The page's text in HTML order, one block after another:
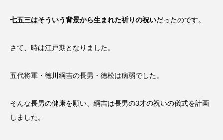
七五三はそういう背景から生まれた祈りの祝いだったのです。
さて、時は江戸期となりました。
五代将軍・徳川綱吉の長男・徳松は病弱でした。
そんな長男の健康を願い、綱吉は長男の3才の祝いの儀式を計画
しました。